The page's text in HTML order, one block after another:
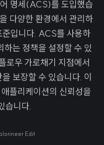
명세(ACS)를 도입했습
다양한 환경에서 관리하
입니다. ACS를 사용하
하는 정책을 설정할 수 있
로우 가로채기 지점에서
보장할 수 있습니다. 이
플리케이션의 신뢰성을
습니다.
Edit